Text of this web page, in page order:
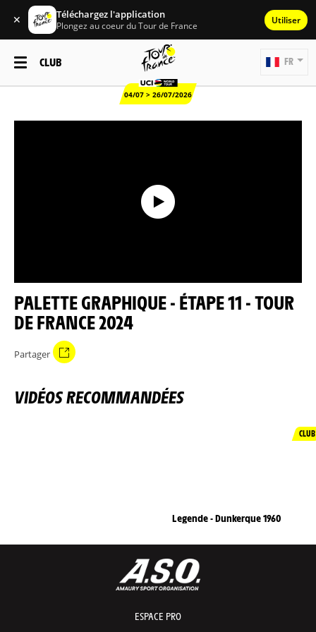
✕ Téléchargez l'application
Plongez au coeur du Tour de France Utiliser
CLUB
04/07 > 26/07/2026
FR
PALETTE GRAPHIQUE - ÉTAPE 11 - TOUR
DE FRANCE 2024
Partager
VIDÉOS RECOMMANDÉES
CLUB
Legende - Dunkerque 1960
ESPACE PRO